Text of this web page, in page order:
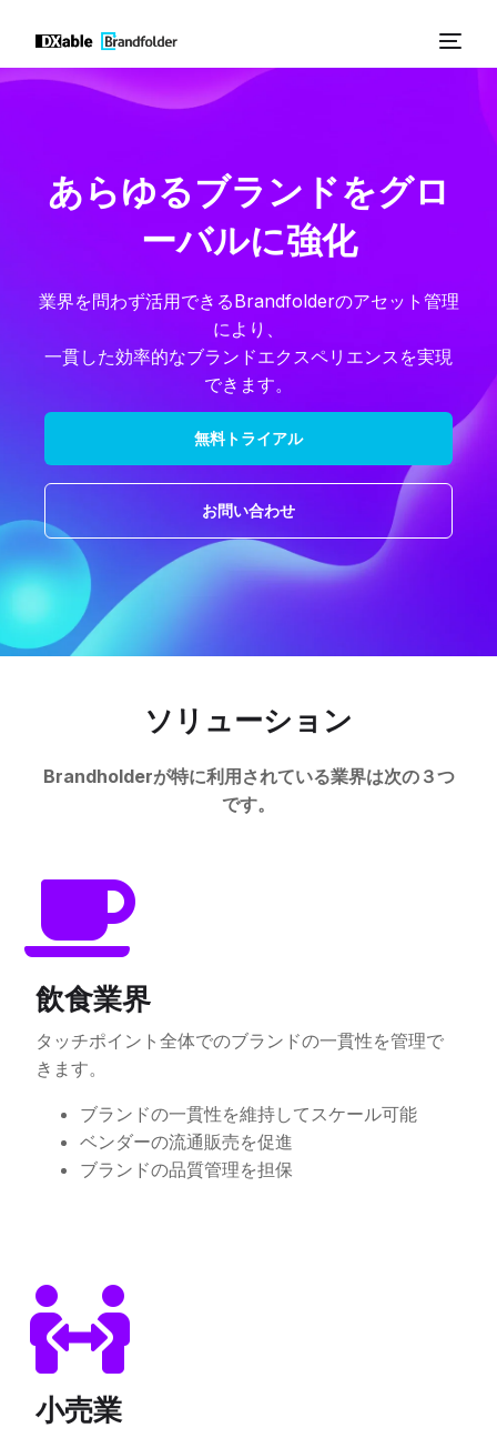
あらゆるブランドをグロ
ーバルに強化
業界を問わず活用できるBrandfolderのアセット管理
により、
一貫した効率的なブランドエクスペリエンスを実現
できます。
無料トライアル
お問い合わせ
ソリューション
Brandholderが特に利用されている業界は次の３つ
です。
飲食業界
タッチポイント全体でのブランドの一貫性を管理で
きます。
ブランドの一貫性を維持してスケール可能
ベンダーの流通販売を促進
ブランドの品質管理を担保
小売業